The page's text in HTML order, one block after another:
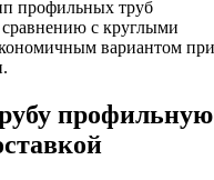
профильных труб
с круглыми
вариантом при
профильную